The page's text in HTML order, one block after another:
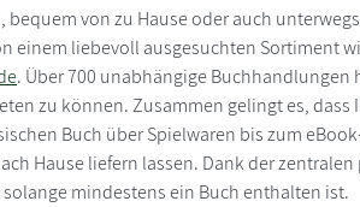
von zu Hause oder auch
liebevoll ausgesuchten Sortiment
. Über 700 unabhängige
zu können. Zusammen gelingt es,
Buch über Spielwaren bis zum
Hause liefern lassen. Dank der
mindestens ein Buch enthalten ist.